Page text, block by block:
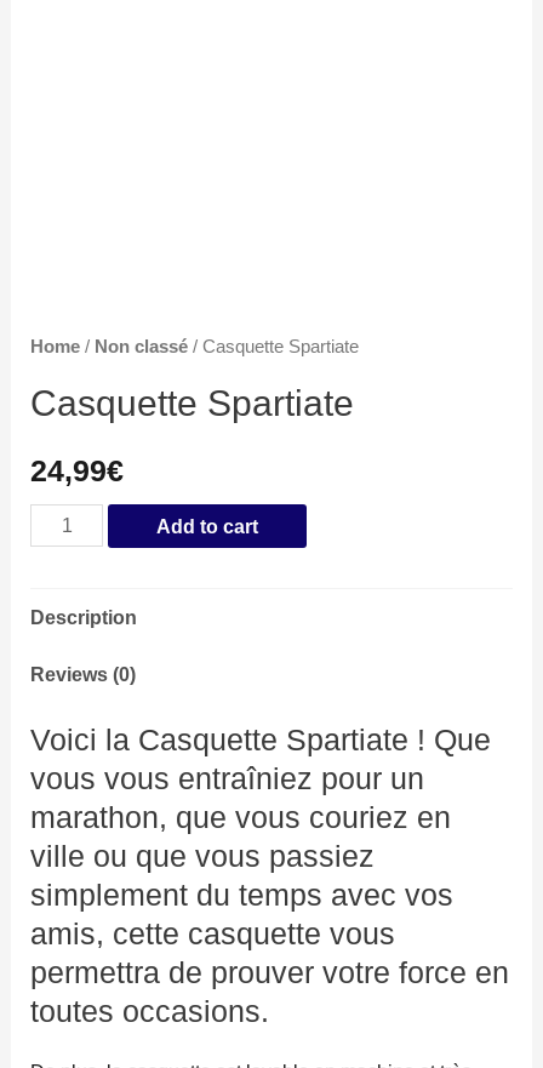
Home / Non classé / Casquette Spartiate
Casquette Spartiate
24,99€
Casquette
Add to cart
Description
Reviews (0)
Voici la Casquette Spartiate ! Que
vous vous entraîniez pour un
marathon, que vous couriez en
ville ou que vous passiez
simplement du temps avec vos
amis, cette casquette vous
permettra de prouver votre force en
toutes occasions.